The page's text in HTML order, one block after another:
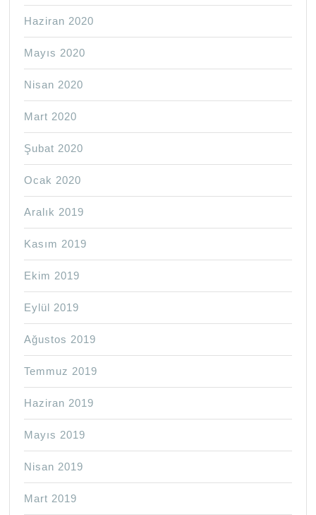
Haziran 2020
Mayıs 2020
Nisan 2020
Mart 2020
Şubat 2020
Ocak 2020
Aralık 2019
Kasım 2019
Ekim 2019
Eylül 2019
Ağustos 2019
Temmuz 2019
Haziran 2019
Mayıs 2019
Nisan 2019
Mart 2019